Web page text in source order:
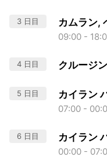
3 日目 カムラン,
09:00 -
4 日目 クルージ
5 日目 カイラン
07:00 -
6 日目 カイラン
00:00 -